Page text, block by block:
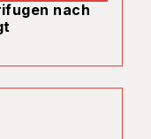
nach